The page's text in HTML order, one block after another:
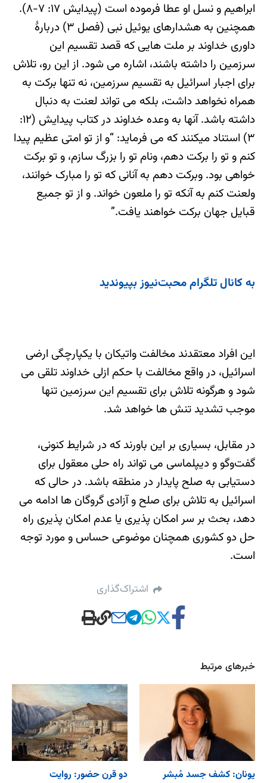
ابراهیم و نسل او عطا فرموده است (پیدایش ۱۷: ۷-۸).
همچنین به هشدارهای یوئیل نبی (فصل ۳) دربارهٔ
داوری خداوند بر ملت هایی که قصد تقسیم این
سرزمین را داشته باشند، اشاره می شود. از این رو، تلاش
برای اجبار اسرائیل به تقسیم سرزمین، نه تنها برکت به
همراه نخواهد داشت، بلکه می تواند لعنت به دنبال
داشته باشد. آنها به وعده خداوند در کتاب پیدایش (۱۲:
۳) استناد میکنند که می فرماید: “و از تو امتی عظیم پیدا
کنم و تو را برکت دهم، ونام تو را بزرگ سازم، و تو برکت
خواهی بود. وبرکت دهم به آنانی که تو را مبارک خوانند،
ولعنت کنم به آنکه تو را ملعون خواند. و از تو جمیع
قبایل جهان برکت خواهند یافت.”
به کانال تلگرام محبت‌نیوز بپیوندید
این افراد معتقدند مخالفت واتیکان با یکپارچگی ارضی
اسرائیل، در واقع مخالفت با حکم ازلی خداوند تلقی می
شود و هرگونه تلاش برای تقسیم این سرزمین تنها
موجب تشدید تنش ها خواهد شد.
در مقابل، بسیاری بر این باورند که در شرایط کنونی،
گفت‌وگو و دیپلماسی می تواند راه حلی معقول برای
دستیابی به صلح پایدار در منطقه باشد. در حالی که
اسرائیل به تلاش برای صلح و آزادی گروگان ها ادامه می
دهد، بحث بر سر امکان پذیری یا عدم امکان پذیری راه
حل دو کشوری همچنان موضوعی حساس و مورد توجه
است.
اشتراک‌گذاری
خبرهای مرتبط
یونان: کشف جسد مُبشر دو قرن حضور: روایت